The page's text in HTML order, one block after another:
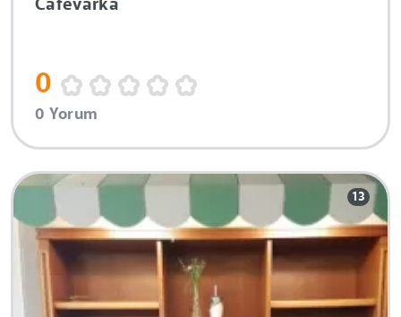
Cafevarka
0
0 Yorum
13